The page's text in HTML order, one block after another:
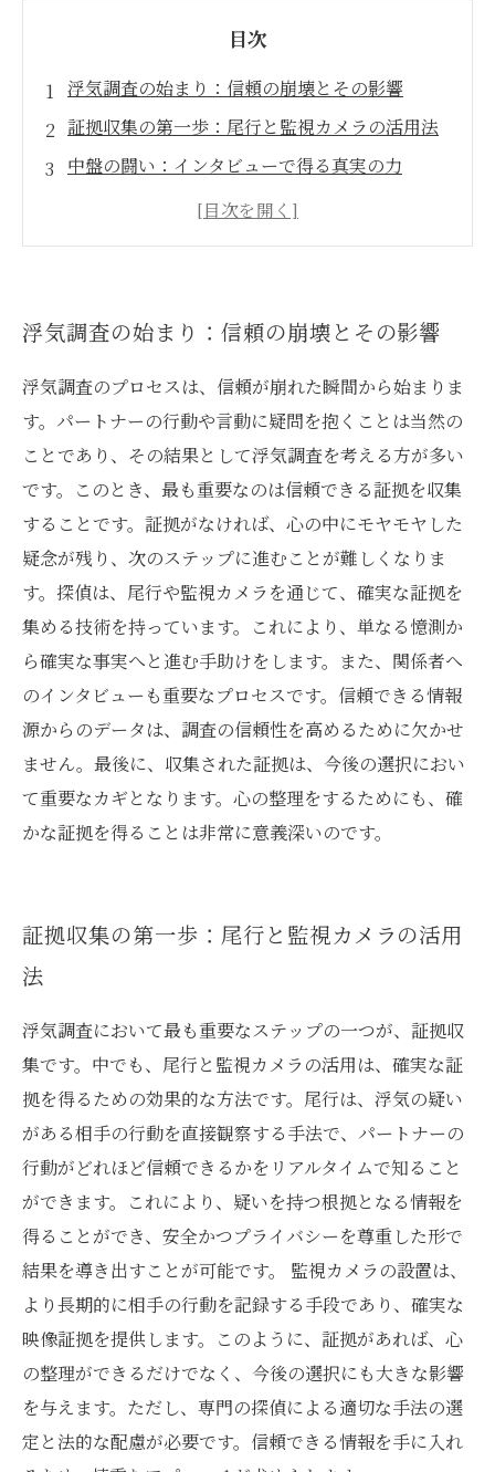
目次
浮気調査の始まり：信頼の崩壊とその影響
証拠収集の第一歩：尾行と監視カメラの活用法
中盤の闘い：インタビューで得る真実の力
最終章：信頼できる証拠の重要性と選択の行方
浮気調査の成功事例：証拠がもたらす心の整理
浮気調査の始まり：信頼の崩壊とその影響
浮気調査のプロセスは、信頼が崩れた瞬間から始まりま
す。パートナーの行動や言動に疑問を抱くことは当然の
ことであり、その結果として浮気調査を考える方が多い
です。このとき、最も重要なのは信頼できる証拠を収集
することです。証拠がなければ、心の中にモヤモヤした
疑念が残り、次のステップに進むことが難しくなりま
す。探偵は、尾行や監視カメラを通じて、確実な証拠を
集める技術を持っています。これにより、単なる憶測か
ら確実な事実へと進む手助けをします。また、関係者へ
のインタビューも重要なプロセスです。信頼できる情報
源からのデータは、調査の信頼性を高めるために欠かせ
ません。最後に、収集された証拠は、今後の選択におい
て重要なカギとなります。心の整理をするためにも、確
かな証拠を得ることは非常に意義深いのです。
証拠収集の第一歩：尾行と監視カメラの活用
法
浮気調査において最も重要なステップの一つが、証拠収
集です。中でも、尾行と監視カメラの活用は、確実な証
拠を得るための効果的な方法です。尾行は、浮気の疑い
がある相手の行動を直接観察する手法で、パートナーの
行動がどれほど信頼できるかをリアルタイムで知ること
ができます。これにより、疑いを持つ根拠となる情報を
得ることができ、安全かつプライバシーを尊重した形で
結果を導き出すことが可能です。 監視カメラの設置は、
より長期的に相手の行動を記録する手段であり、確実な
映像証拠を提供します。このように、証拠があれば、心
の整理ができるだけでなく、今後の選択にも大きな影響
を与えます。ただし、専門の探偵による適切な手法の選
定と法的な配慮が必要です。信頼できる情報を手に入れ